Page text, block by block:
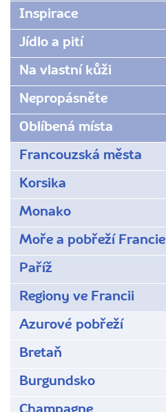
Inspirace
Jídlo a pití
Na vlastní kůži
Nepropásněte
Oblíbená místa
Francouzská města
Korsika
Monako
Moře a pobřeží Francie
Paříž
Regiony ve Francii
Azurové pobřeží
Bretaň
Burgundsko